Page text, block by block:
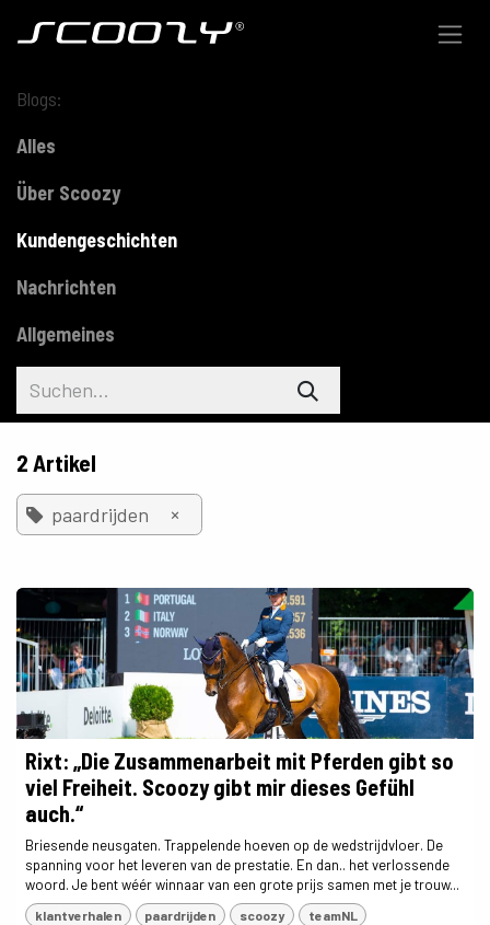
Blogs:
Alles
Über Scoozy
Kundengeschichten
Nachrichten
Allgemeines
2 Artikel
paardrijden ×
Rixt: „Die Zusammenarbeit mit Pferden gibt so
viel Freiheit. Scoozy gibt mir dieses Gefühl
auch.“
Briesende neusgaten. Trappelende hoeven op de wedstrijdvloer. De
spanning voor het leveren van de prestatie. En dan.. het verlossende
woord. Je bent wéér winnaar van een grote prijs samen met je trouw...
klantverhalen paardrijden scoozy teamNL